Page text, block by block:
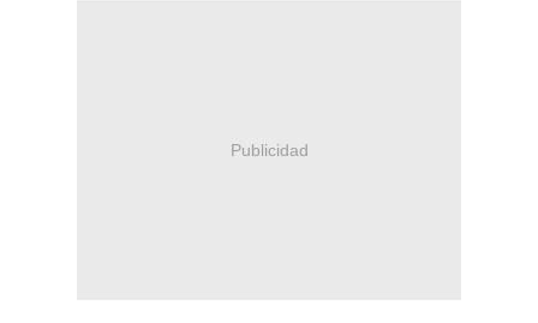
Publicidad